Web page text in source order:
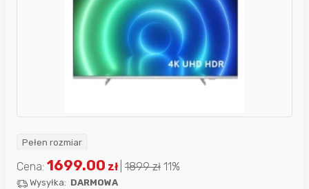
Pełen rozmiar
Cena: 1699.00 zł 1899zł 11%
Wysyłka: DARMOWA